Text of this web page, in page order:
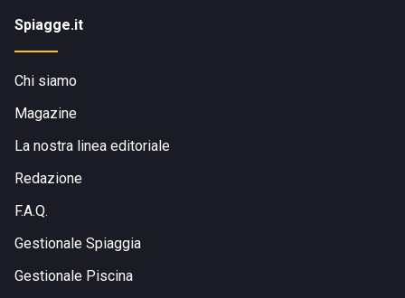
Spiagge.it
Chi siamo
Magazine
La nostra linea editoriale
Redazione
F.A.Q.
Gestionale Spiaggia
Gestionale Piscina